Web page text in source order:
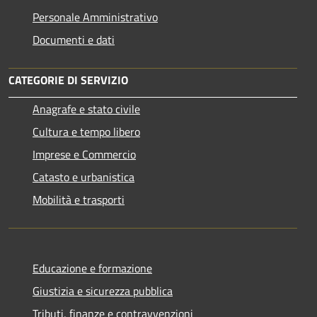
Personale Amministrativo
Documenti e dati
CATEGORIE DI SERVIZIO
Anagrafe e stato civile
Cultura e tempo libero
Imprese e Commercio
Catasto e urbanistica
Mobilità e trasporti
Educazione e formazione
Giustizia e sicurezza pubblica
Tributi, finanze e contravvenzioni